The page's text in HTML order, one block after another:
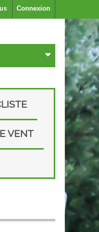
Connexion
VENT